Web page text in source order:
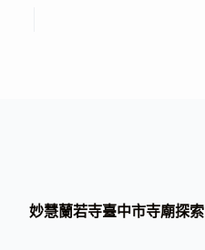
妙慧蘭若寺臺中市寺廟探索